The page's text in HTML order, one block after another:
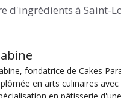
d'ingrédients à Saint-
fondatrice de Cakes
en arts culinaires avec